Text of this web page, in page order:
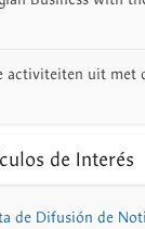
activiteiten uit met
de Interés
de Difusión de